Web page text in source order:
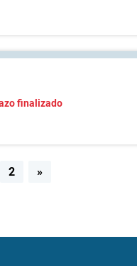
finalizado
2 »